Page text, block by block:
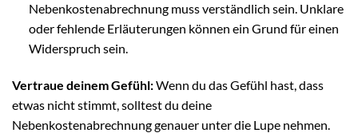
Nebenkostenabrechnung muss verständlich sein. Unklare
oder fehlende Erläuterungen können ein Grund für einen
Widerspruch sein.
Vertraue deinem Gefühl:Wenn du das Gefühl hast, dass
etwas nicht stimmt, solltest du deine
Nebenkostenabrechnung genauer unter die Lupe nehmen.